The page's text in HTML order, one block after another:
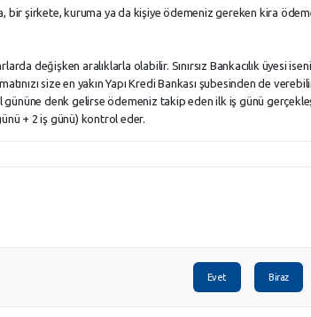
bir şirkete, kuruma ya da kişiye ödemeniz gereken kira
değişken aralıklarla olabilir. Sınırsız Bankacılık üyesi
size en yakın Yapı Kredi Bankası şubesinden de
denk gelirse ödemeniz takip eden ilk iş günü
+ 2 iş günü) kontrol eder.
Evet Biraz